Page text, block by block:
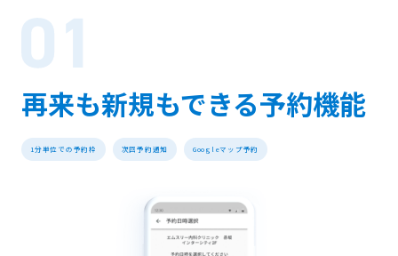
再来も新規もできる予約機能
1分単位での予約枠 次回予約通知 Googleマップ予約